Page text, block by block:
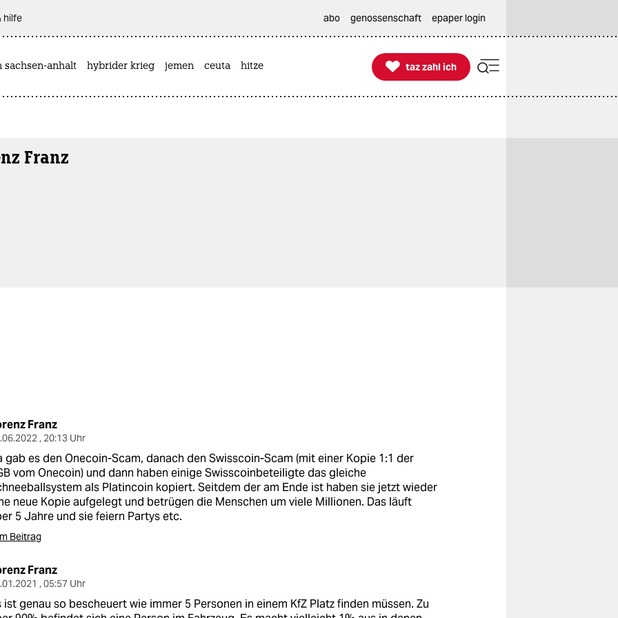
hilfe abo genossenschaft epaper login
sachsen-anhalt hybrider krieg jemen ceuta hitze 
taz zahl ich
taz zahl ich
Franz
Franz
, 20:13 Uhr
gab es den Onecoin-Scam, danach den Swisscoin-Scam (mit einer Kopie 1:1 der
vom Onecoin) und dann haben einige Swisscoinbeteiligte das gleiche
als Platincoin kopiert. Seitdem der am Ende ist haben sie jetzt wieder
neue Kopie aufgelegt und betrügen die Menschen um viele Millionen. Das läuft
5 Jahre und sie feiern Partys etc.
Beitrag
Franz
, 05:57 Uhr
ist genau so bescheuert wie immer 5 Personen in einem KfZ Platz finden müssen. Zu